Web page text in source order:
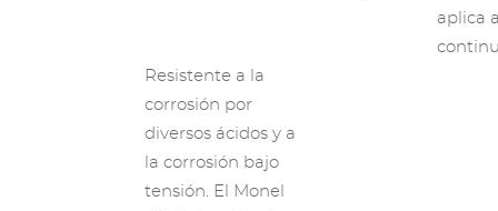
aplica
Resistente a la
corrosión por
diversos ácidos y a
la corrosión bajo
tensión. El Monel